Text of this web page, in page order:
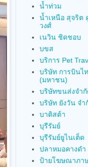
น้ำท่วม
น้ำเหนือ สุจริต
วงศ์
เนวิน ชิดชอบ
บขส
บริการ Pet
บริษัท การบินไ
(มหาชน)
บริษัทขนส่งจำกั
บริษัท ยังวัน จำ
บาติสต้า
บุรีรัมย์
บุรีรัมย์ยูไนเต็ด
ปลาหมอคางดำ
ป้ายโฆษณาภา